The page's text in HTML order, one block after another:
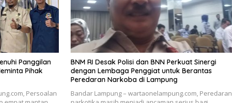
Panggilan
Pihak
Persoalan
BNM RI Desak Polisi dan BNN Perkuat Sinergi
dengan Lembaga Penggiat untuk Berantas
Peredaran Narkoba di Lampung
Bandar Lampung – wartaonelampung.com, Peredaran